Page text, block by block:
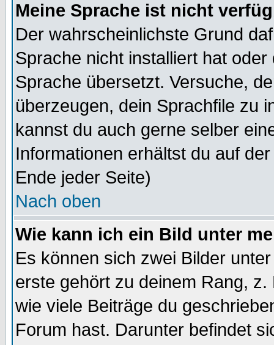
Meine Sprache ist nicht
Der wahrscheinlichste Grund
Sprache nicht installiert hat
Sprache übersetzt. Versuche,
überzeugen, dein Sprachfile zu
kannst du auch gerne selber
Informationen erhältst du auf
Ende jeder Seite)
Nach oben
Wie kann ich ein Bild unter
Es können sich zwei Bilder
erste gehört zu deinem Rang,
wie viele Beiträge du
Forum hast. Darunter befindet